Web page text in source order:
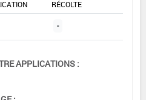
RÉCOLTE
-
APPLICATIONS :